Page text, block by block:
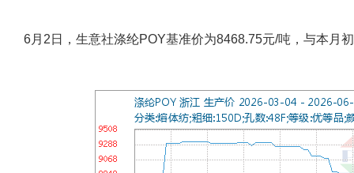
6月2日，生意社涤纶POY基准价为8468.75元/吨，与本月